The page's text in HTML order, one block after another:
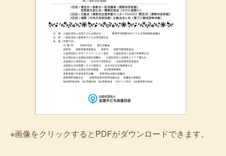
※画像をクリックするとPDFがダウンロードできます。